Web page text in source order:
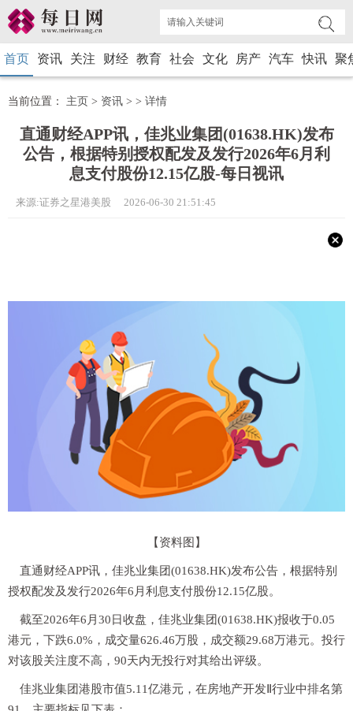
首页 资讯 关注 财经 教育 社会 文化 房产 汽车 快讯 聚
当前位置： 主页 > 资讯 > > 详情
直通财经APP讯，佳兆业集团(01638.HK)发布
公告，根据特别授权配发及发行2026年6月利
息支付股份12.15亿股-每日视讯
来源:证券之星港美股 2026-06-30 21:51:45
【资料图】
直通财经APP讯，佳兆业集团(01638.HK)发布公告，根据特别
授权配发及发行2026年6月利息支付股份12.15亿股。
截至2026年6月30日收盘，佳兆业集团(01638.HK)报收于0.05
港元，下跌6.0%，成交量626.46万股，成交额29.68万港元。投行
对该股关注度不高，90天内无投行对其给出评级。
佳兆业集团港股市值5.11亿港元，在房地产开发Ⅱ行业中排名第